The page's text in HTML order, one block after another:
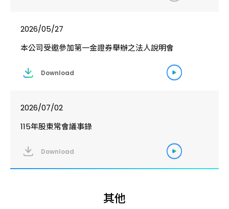
2026/05/27
本公司受邀參加第一金證券舉辦之法人說明會
Download
2026/07/02
115年股東常會議事錄
Download
其他